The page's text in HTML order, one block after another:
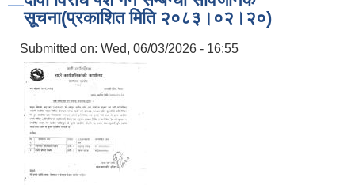
सूचना(प्रकाशित मिति २०८३।०२।२०)
Submitted on: Wed, 06/03/2026 - 16:55